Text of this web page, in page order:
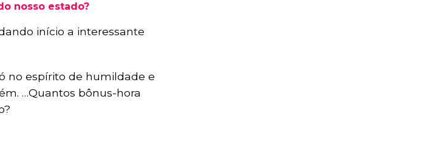
nosso estado?
início a interessante
no espírito de humildade e
…Quantos bônus-hora